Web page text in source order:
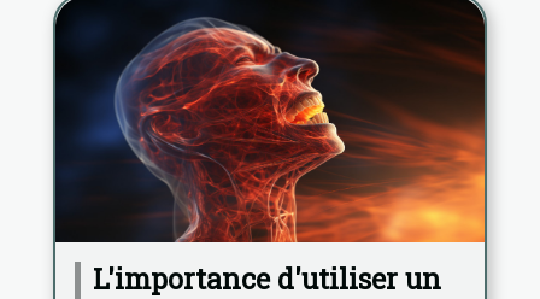
L'importance d'utiliser un